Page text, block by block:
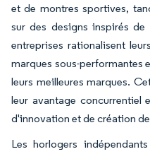
et de montres sportives,
sur des designs inspirés
entreprises rationalisent
marques sous-performantes
leurs meilleures marques.
leur avantage concurrentiel
d'innovation et de création
Les horlogers